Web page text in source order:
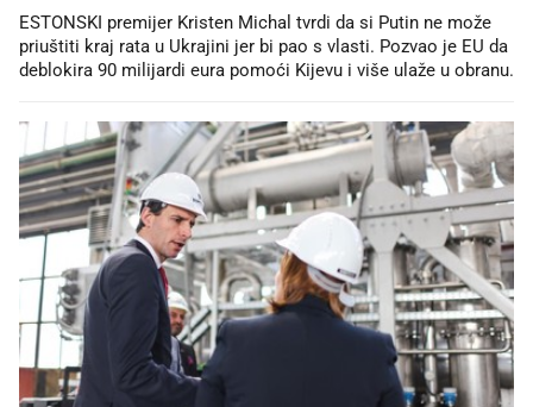
ESTONSKI premijer Kristen Michal tvrdi da si Putin ne može
priuštiti kraj rata u Ukrajini jer bi pao s vlasti. Pozvao je EU da
deblokira 90 milijardi eura pomoći Kijevu i više ulaže u obranu.